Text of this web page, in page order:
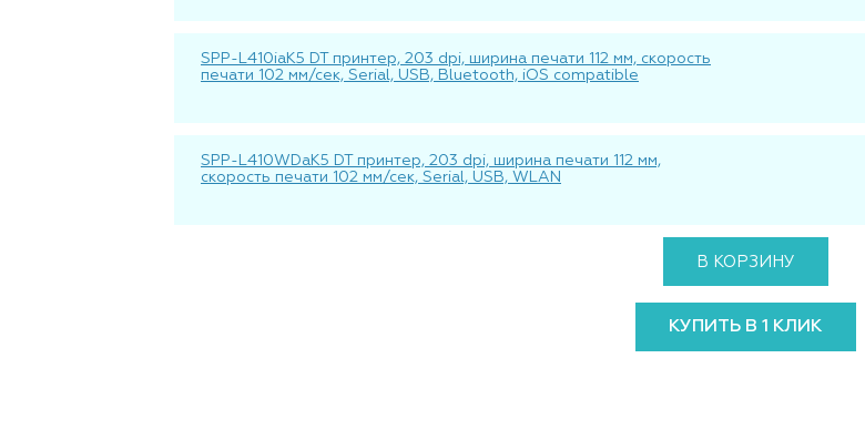
SPP-L410iaK5 DT принтер, 203 dpi, ширина печати 112 мм, скорость
печати 102 мм/сек, Serial, USB, Bluetooth, iOS compatible
SPP-L410WDaK5 DT принтер, 203 dpi, ширина печати 112 мм,
скорость печати 102 мм/сек, Serial, USB, WLAN
В КОРЗИНУ
КУПИТЬ В 1 КЛИК